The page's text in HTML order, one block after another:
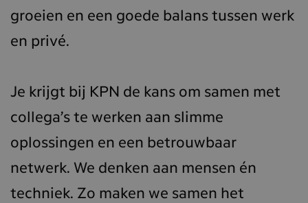
groeien en een goede balans tussen werk
en privé.
Je krijgt bij KPN de kans om samen met
collega’s te werken aan slimme
oplossingen en een betrouwbaar
netwerk. We denken aan mensen én
techniek. Zo maken we samen het